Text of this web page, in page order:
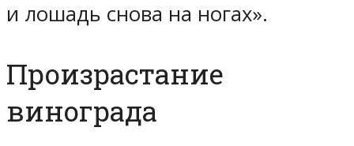
и лошадь снова на ногах».
Произрастание
винограда